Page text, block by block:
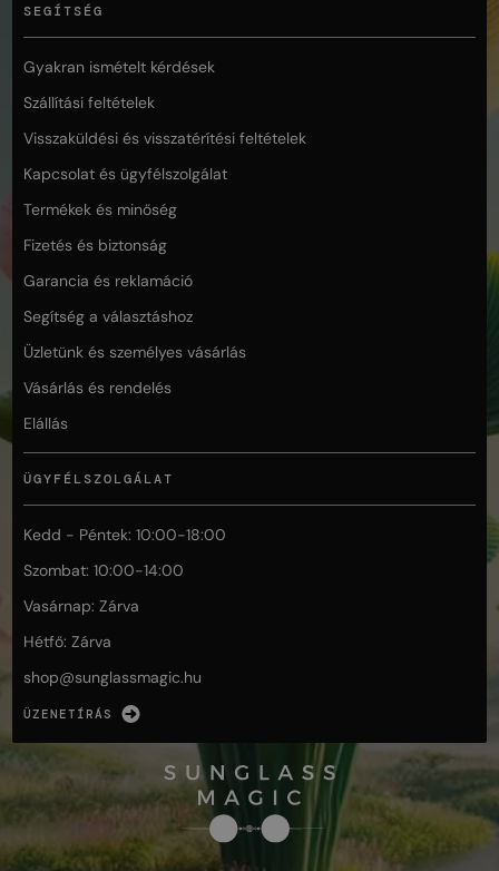
SEGÍTSÉG
Gyakran ismételt kérdések
Szállítási feltételek
Visszaküldési és visszatérítési feltételek
Kapcsolat és ügyfélszolgálat
Termékek és minőség
Fizetés és biztonság
Garancia és reklamáció
Segítség a választáshoz
Üzletünk és személyes vásárlás
Vásárlás és rendelés
Elállás
ÜGYFÉLSZOLGÁLAT
Kedd - Péntek: 10:00-18:00
Szombat: 10:00-14:00
Vasárnap: Zárva
Hétfő: Zárva
shop@sunglassmagic.hu
ÜZENETÍRÁS